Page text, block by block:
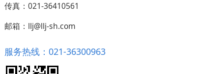
传真：021-36410561
邮箱：llj@llj-sh.com
服务热线：021-36300963